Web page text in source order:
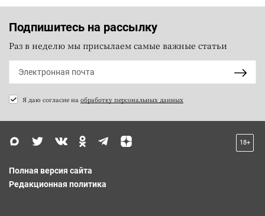
Подпишитесь на рассылку
Раз в неделю мы присылаем самые важные статьи
Я даю согласие на обработку персональных данных
18+
Полная версия сайта
Редакционная политика